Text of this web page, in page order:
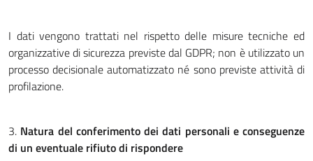
I dati vengono trattati nel rispetto delle misure tecniche ed
organizzative di sicurezza previste dal GDPR; non è utilizzato un
processo decisionale automatizzato né sono previste attività di
profilazione.
3. Natura del conferimento dei dati personali e conseguenze
di un eventuale rifiuto di rispondere